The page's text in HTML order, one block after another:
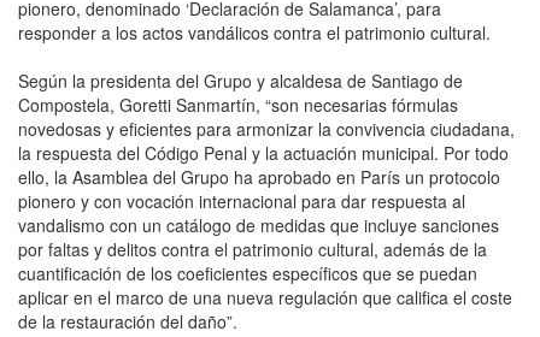
pionero, denominado ‘Declaración de Salamanca’, para
responder a los actos vandálicos contra el patrimonio cultural.
Según la presidenta del Grupo y alcaldesa de Santiago de
Compostela, Goretti Sanmartín, “son necesarias fórmulas
novedosas y eficientes para armonizar la convivencia ciudadana,
la respuesta del Código Penal y la actuación municipal. Por todo
ello, la Asamblea del Grupo ha aprobado en París un protocolo
pionero y con vocación internacional para dar respuesta al
vandalismo con un catálogo de medidas que incluye sanciones
por faltas y delitos contra el patrimonio cultural, además de la
cuantificación de los coeficientes específicos que se puedan
aplicar en el marco de una nueva regulación que califica el coste
de la restauración del daño”.